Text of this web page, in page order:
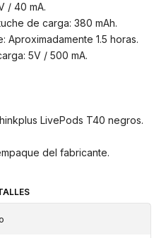
/ 40 mA.
de carga: 380 mAh.
1.5 horas.
5V / 500 mA.
LivePods T40 negros.
del fabricante.